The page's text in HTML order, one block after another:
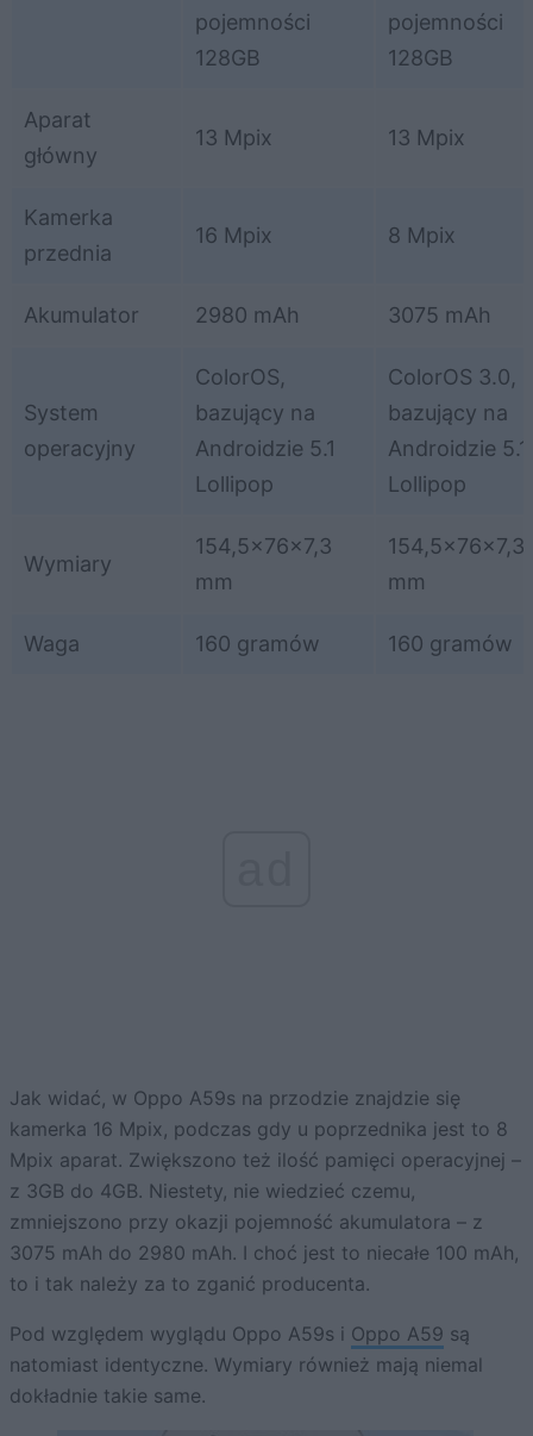
pojemności
128GB
pojemności
128GB
Aparat
główny
13 Mpix 13 Mpix
Kamerka
przednia
16 Mpix 8 Mpix
Akumulator 2980 mAh 3075 mAh
System
operacyjny
ColorOS,
bazujący na
Androidzie 5.1
Lollipop
ColorOS 3.0,
bazujący na
Androidzie 5.1
Lollipop
Wymiary
154,5x76x7,3
mm
mm
Waga 160 gramów 160 gramów
Jak widać, w Oppo A59s na przodzie znajdzie się
kamerka 16 Mpix, podczas gdy u poprzednika jest to 8
Mpix aparat. Zwiększono też ilość pamięci operacyjnej –
z 3GB do 4GB. Niestety, nie wiedzieć czemu,
zmniejszono przy okazji pojemność akumulatora – z
3075 mAh do 2980 mAh. I choć jest to niecałe 100 mAh,
to i tak należy za to zganić producenta.
Pod względem wyglądu Oppo A59s i Oppo A59 są
natomiast identyczne. Wymiary również mają niemal
dokładnie takie same.